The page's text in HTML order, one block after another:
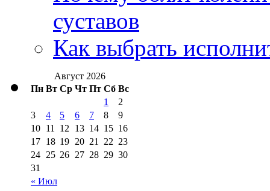
суставов
Как выбрать
Август 2026
Пн Вт Ср Чт Пт Сб Вс
« Июл
1
2
3
4 5 6 7 8
9
10 11 12 13 14 15 16
17 18 19 20 21 22 23
24 25 26 27 28 29 30
31